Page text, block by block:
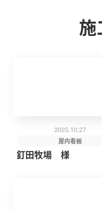
2025.10.27
屋内看板
釘田牧場 様